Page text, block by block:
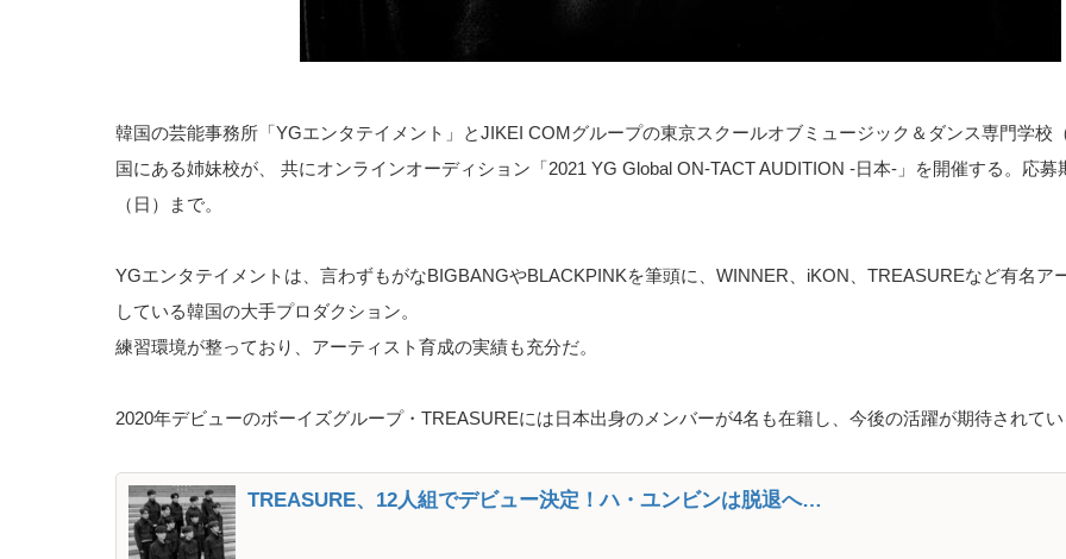
韓国の芸能事務所「YGエンタテイメント」とJIKEI COMグループの東京スクールオブミュージック＆ダンス専門学校
国にある姉妹校が、 共にオンラインオーディション「2021 YG Global ON-TACT AUDITION -日本-」を開催する。応募
（日）まで。
YGエンタテイメントは、言わずもがなBIGBANGやBLACKPINKを筆頭に、WINNER、iKON、TREASUREなど有名ア
している韓国の大手プロダクション。
練習環境が整っており、アーティスト育成の実績も充分だ。
2020年デビューのボーイズグループ・TREASUREには日本出身のメンバーが4名も在籍し、今後の活躍が期待されて
TREASURE、12人組でデビュー決定！ハ・ユンビンは脱退へ…